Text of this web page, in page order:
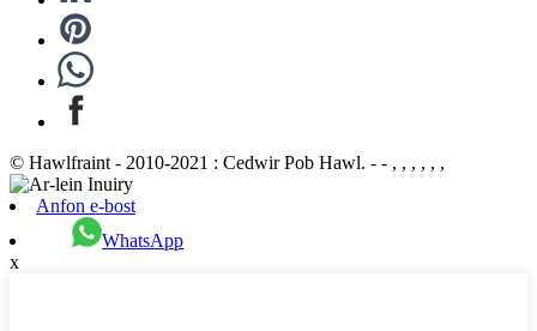
© Hawlfraint - 2010-2021 : Cedwir Pob Hawl. - - , , , , , ,
Anfon e-bost
WhatsApp
x